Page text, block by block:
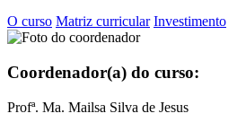
O curso Matriz curricular Investimento
Coordenador(a) do curso:
Profª. Ma. Mailsa Silva de Jesus